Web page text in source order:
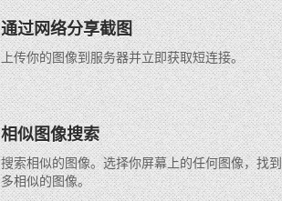
通过网络分享截图
上传你的图像到服务器并立即获取短连接。
相似图像搜索
搜索相似的图像。选择你屏幕上的任何图像，找
多相似的图像。